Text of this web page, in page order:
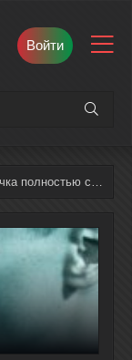
Войти
смотреть онлайн